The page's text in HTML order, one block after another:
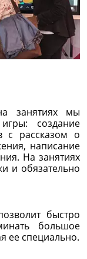
занятиях мы
создание
с рассказом о
написание
На занятиях
и обязательно
быстро
большое
ее специально.